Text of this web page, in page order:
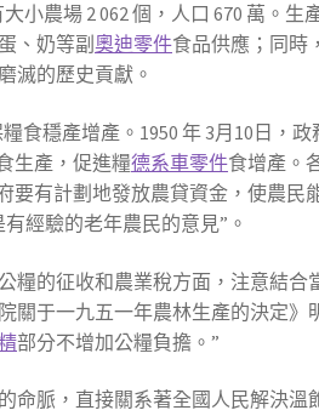
農場 2 062 個，人口 670 萬。生
、奶等副奧迪零件食品供應；同時
滅的歷史貢獻。
食穩產增產。1950 年 3月10日，
生產，促進糧德系車零件食增產。
有計劃地發放農貸資金，使農民
經驗的老年農民的意見”。
糧的征收和農業稅方面，注意結合
于一九五一年農林生產的決定》
部分不增加公糧負擔。”
命脈，直接關系著全國人民解決溫